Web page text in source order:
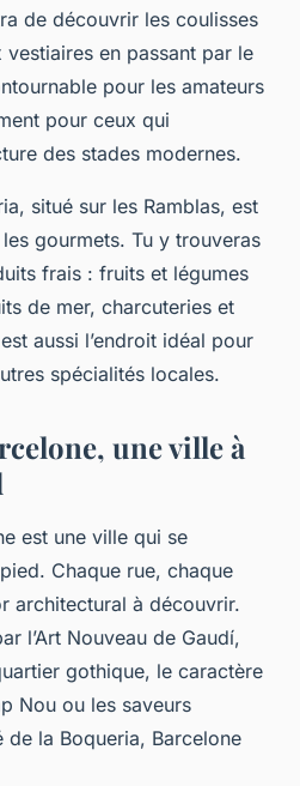
de découvrir les coulisses
en passant par le
pour les amateurs
pour ceux qui
des stades modernes.
situé sur les Ramblas, est
gourmets. Tu y trouveras
frais : fruits et légumes
de mer, charcuteries et
aussi l’endroit idéal pour
spécialités locales.
une ville à
est une ville qui se
Chaque rue, chaque
architectural à découvrir.
l’Art Nouveau de Gaudí,
gothique, le caractère
Nou ou les saveurs
de la Boqueria, Barcelone